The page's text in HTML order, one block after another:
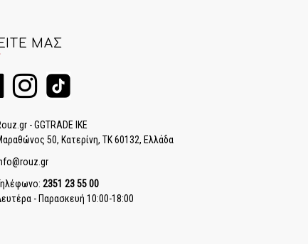
ΜΑΣ
- GGTRADE IKE
50, Κατερίνη, ΤΚ 60132, Ελλάδα
2351 23 55 00
- Παρασκευή 10:00-18:00